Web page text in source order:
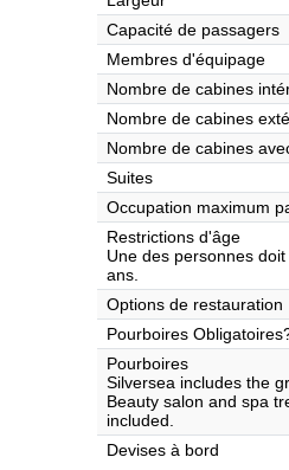
Capacité de passagers
Membres d'équipage
Nombre de cabines
Nombre de cabines
Nombre de cabines
Suites
Occupation maximum
Restrictions d'âge
Une des personnes
ans.
Options de restauration
Pourboires
Pourboires
Silversea includes the
Beauty salon and spa
included.
Devises à bord